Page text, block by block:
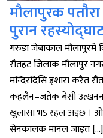
मौलापुरक
पुरान
गरुडा जेबाकाल मौलापुरमे
रौतहट जिलाक मौलापुर
मन्दिरदिसि इशारा करैत
कहलैन–जतेक बेसी
खुलासा भऽ रहल अइछ ।
सेनकालक मानल जाइत […]